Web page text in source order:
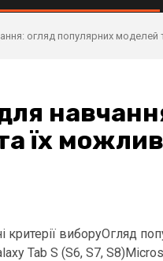
огляд популярних моделей
їх
виборуОгляд
Tab S (S6, S7,